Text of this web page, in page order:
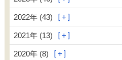
2022年 (43)
2021年 (13)
2020年 (8)